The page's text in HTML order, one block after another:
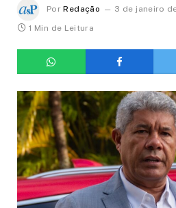
Por Redação
3 de janeiro
1 Min de Leitura